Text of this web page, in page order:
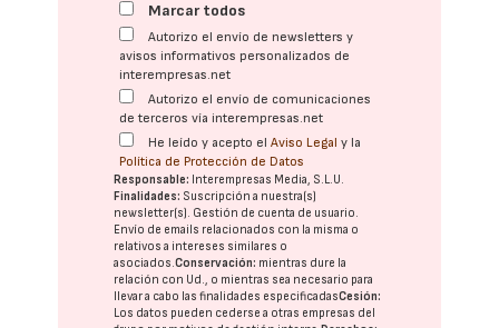
Marcar todos
Autorizo el envío de newsletters y
avisos informativos personalizados de
interempresas.net
Autorizo el envío de comunicaciones
de terceros vía interempresas.net
He leído y acepto elAviso Legal y la
Política de Protección de Datos
Responsable: Interempresas Media, S.L.U.
Finalidades: Suscripción a nuestra(s)
newsletter(s). Gestión de cuenta de usuario.
Envío de emails relacionados con la misma o
relativos a intereses similares o
asociados.Conservación: mientras dure la
relación con Ud., o mientras sea necesario para
llevar a cabo las finalidades especificadasCesión:
Los datos pueden cederse a otras empresas del